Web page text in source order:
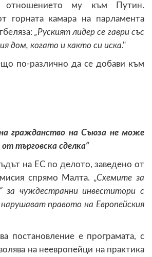
отношението му към Путин.
горната камара на парламента
„Руският лидер се гаври със
дом, когато и както си иска."
по-различно да се добави към
гражданство на Съюза не може
търговска сделка“
на ЕС по делото, заведено от
спрямо Малта.„Схемите за
за чуждестранни инвеститори с
правото на Европейския
постановление е програмата, с
на неевропейци на практика